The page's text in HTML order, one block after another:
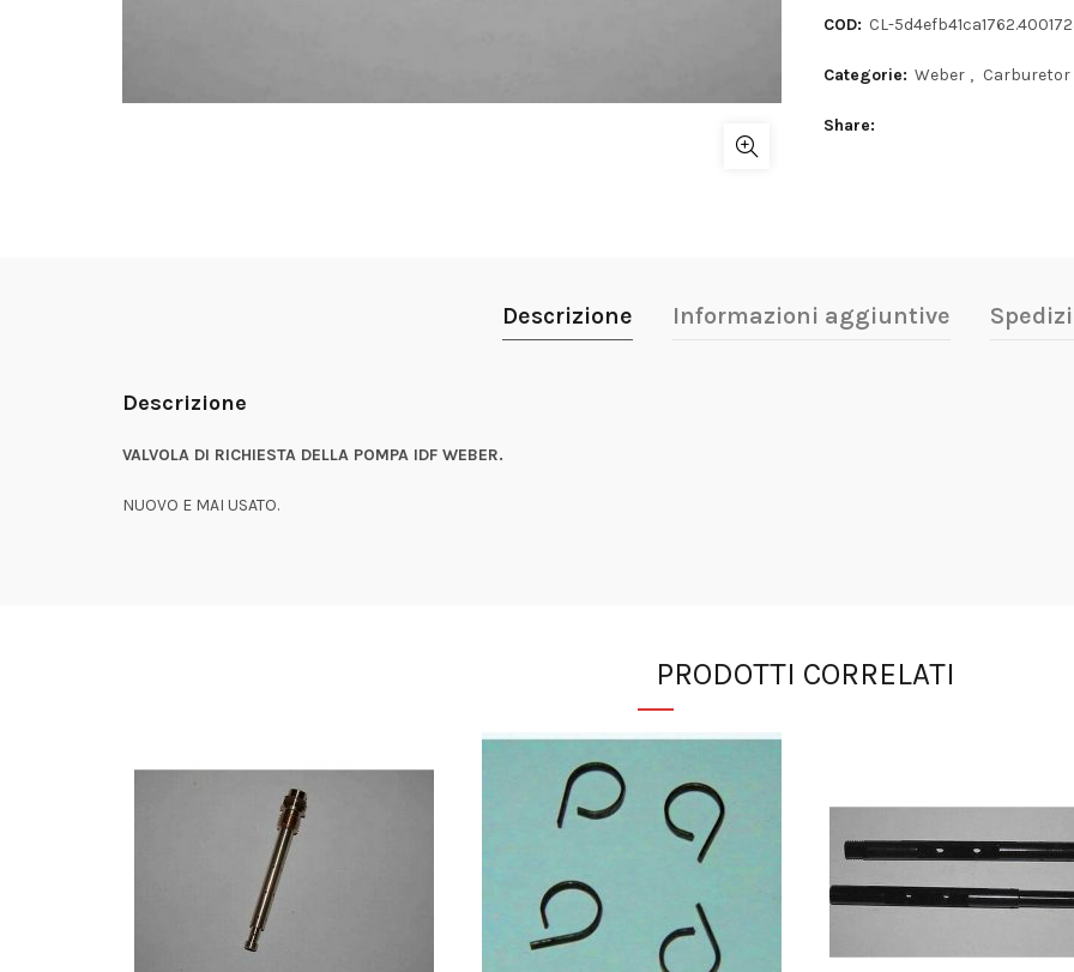
COD: CL-
Categorie: Weber ,
Share
Descrizione Informazioni aggiuntive
Descrizione
VALVOLA DI RICHIESTA DELLA POMPA IDF WEBER.
NUOVO E MAI USATO.
PRODOTTI CORRELATI